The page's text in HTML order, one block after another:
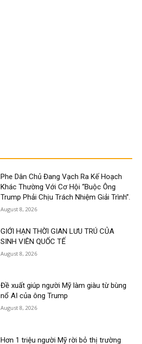
Phe Dân Chủ Đang Vạch Ra Kế Hoạch
Khác Thường Với Cơ Hội “Buộc Ông
Trump Phải Chịu Trách Nhiệm Giải Trình”.
August 8, 2026
GIỚI HẠN THỜI GIAN LƯU TRÚ CỦA
SINH VIÊN QUỐC TẾ
August 8, 2026
Đề xuất giúp người Mỹ làm giàu từ bùng
nổ AI của ông Trump
August 8, 2026
Hơn 1 triệu người Mỹ rời bỏ thị trường